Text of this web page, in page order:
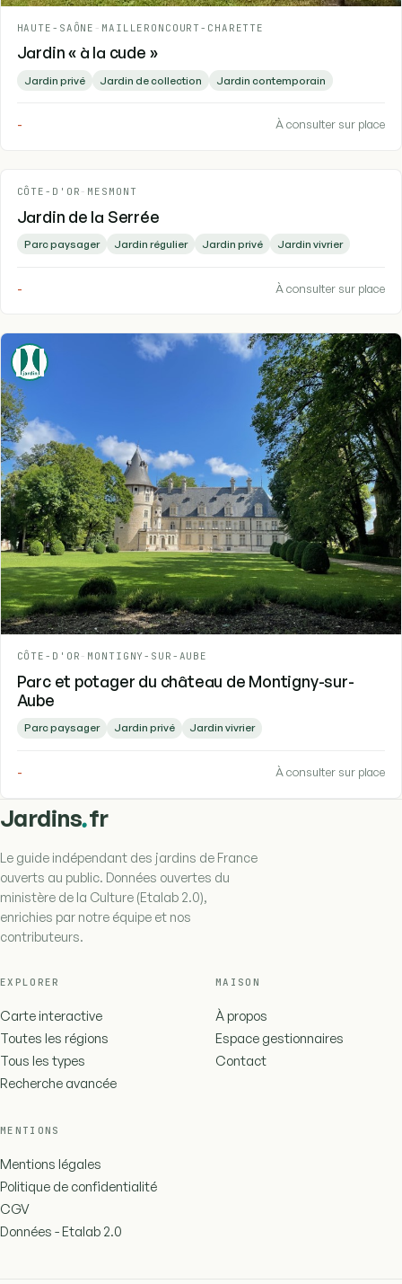
HAUTE-SAÔNE - MAILLERONCOURT-CHARETTE
Jardin « à la cude »
Jardin privé Jardin de collection Jardin contemporain
- À consulter sur place
CÔTE-D'OR - MESMONT
Jardin de la Serrée
Parc paysager Jardin régulier Jardin privé Jardin vivrier
- À consulter sur place
CÔTE-D'OR - MONTIGNY-SUR-AUBE
Parc et potager du château de Montigny-sur-
Aube
Parc paysager Jardin privé Jardin vivrier
- À consulter sur place
Jardins.fr
Le guide indépendant des jardins de France
ouverts au public. Données ouvertes du
ministère de la Culture (Etalab 2.0),
enrichies par notre équipe et nos
contributeurs.
EXPLORER
Carte interactive
Toutes les régions
Tous les types
Recherche avancée
MAISON
À propos
Espace gestionnaires
Contact
MENTIONS
Mentions légales
Politique de confidentialité
CGV
Données - Etalab 2.0